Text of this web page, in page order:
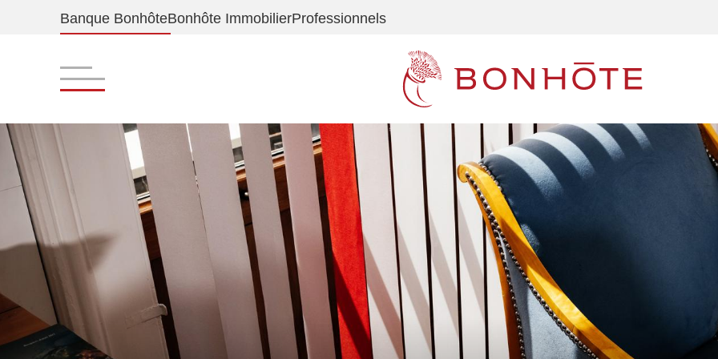
Banque BonhôteBonhôte ImmobilierProfessionnels
Navigation principale